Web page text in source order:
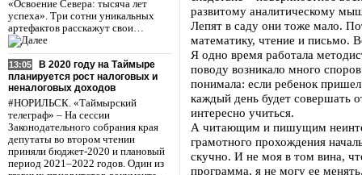
«Освоение Севера: тысяча лет
успеха». Три сотни уникальных
артефактов расскажут свои…
13:05
В 2020 году на Таймыре
планируется рост налоговых и
неналоговых доходов
#НОРИЛЬСК. «Таймырский
телеграф» – На сессии
Законодательного собрания края
депутаты во втором чтении
приняли бюджет-2020 и плановый
период 2021–2022 годов. Один из
развитому аналитическому
Лепят в саду они тоже мало.
математику, чтение и письмо.
Я одно время работала
поводу возникало много
понимала: если ребенок
каждый день будет совершать
интересно учиться.
А читающим и пишущим
грамотного прохождения
скучно. И не моя в том вина,
программа, я не могу ее